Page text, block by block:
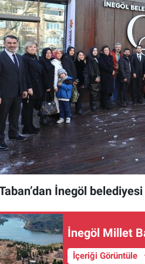
İnegöl
İnegöl Millet
İçeriği Görüntüle